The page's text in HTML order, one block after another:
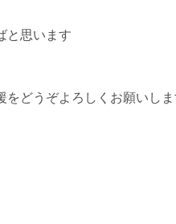
と思います
をどうぞよろしくお願いし